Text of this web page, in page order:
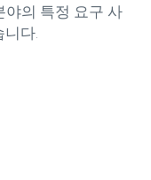
야의 특정 요구 사
니다.